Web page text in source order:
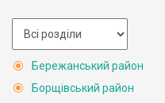
Бережанський район
Борщівський район